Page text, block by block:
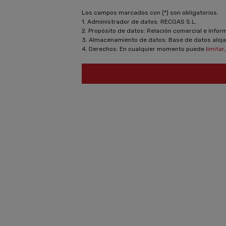
Los campos marcados con (*) son obligatorios.
1. Administrador de datos: RECGAS S.L.
2. Propósito de datos: Relación comercial e
3. Almacenamiento de datos: Base de datos
4. Derechos: En cualquier momento puede